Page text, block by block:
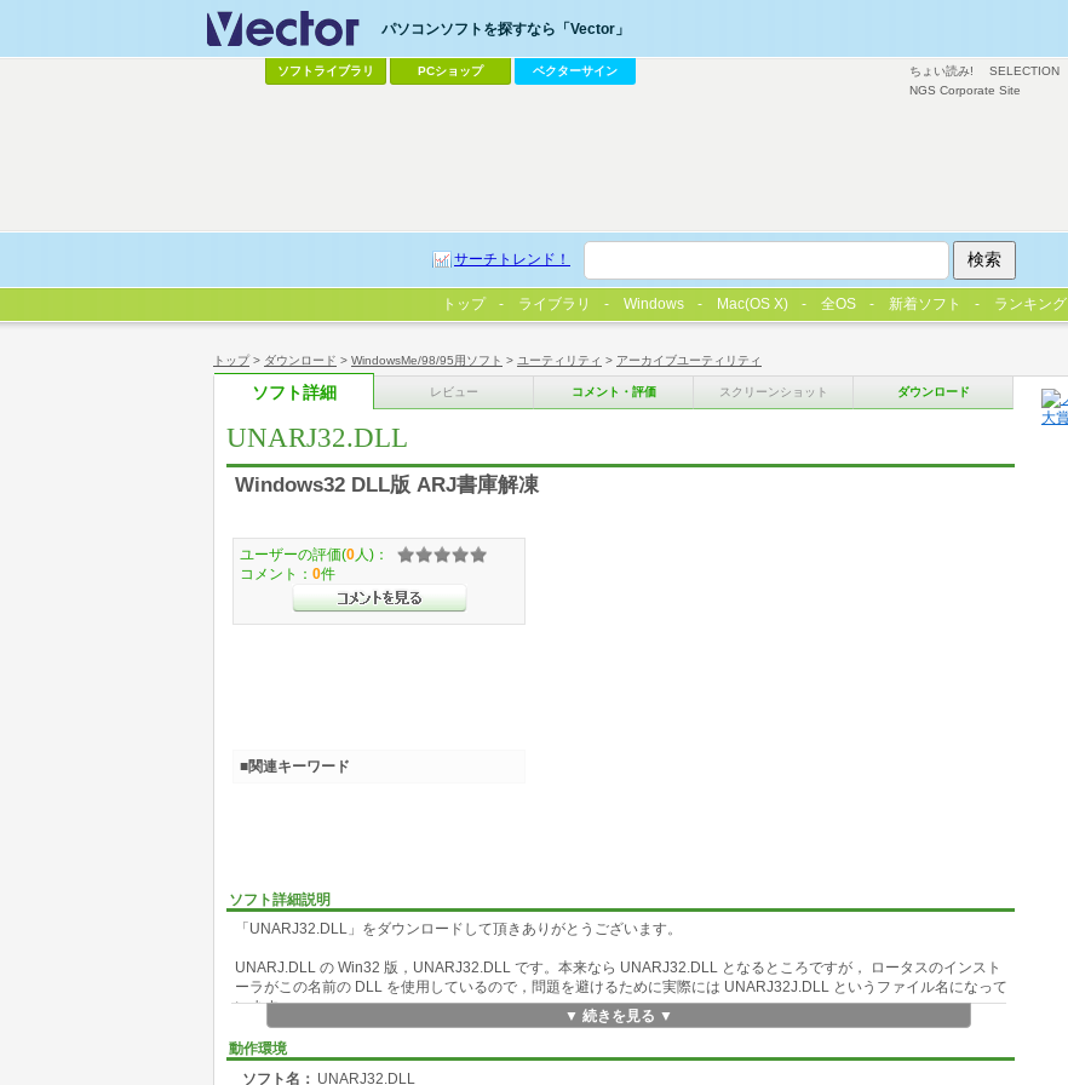
トップ> ダウンロード > WindowsMe/98/95用ソフト > ユーティリティ > アーカイブユーティリティ
ソフト詳細 レビュー コメント・評価 スクリーンショット ダウンロード
UNARJ32.DLL
Windows32 DLL版 ARJ書庫解凍
ソフト詳細説明
「UNARJ32.DLL」をダウンロードして頂きありがとうございます。
UNARJ.DLL の Win32 版，UNARJ32.DLL です。本来なら UNARJ32.DLL となるところですが， ロータスのインスト
ーラがこの名前の DLL を使用しているので，問題を避けるために実際には UNARJ32J.DLL というファイル名になって
います。
UNARJ32.DLL は現在 Nifty-Serve FWINDC MES 3 で進められている『アーカイバ統合プロジェクト』での API 仕様に
準拠しています。ただし，この API 仕様については，現在プロジェクトが進行中であることから今後変更されることも
▼ 続きを見る ▼
動作環境
ソフト名： UNARJ32.DLL
ユーザーの評価(0 人)：
コメント： 0件
■関連キーワード
ちょい読み! SELECTION
NGS Corporate Site
パソコンソフトを探すなら「Vector」
ソフトライブラリ PCショップ ベクターサイン
サーチトレンド！
トップ ライブラリ Windows Mac(OS X) 全OS 新着ソフト ランキング